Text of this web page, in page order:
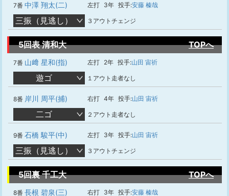
7番 中澤 翔太(二) 左打 3年 投手:安藤 榛哉
三振（見逃し） ３アウトチェンジ
5回表 清和大 TOPへ
7番 山﨑 星和(指) 左打 2年 投手:山田 宙祈
遊ゴ １アウト走者なし
8番 岸川 周平(捕) 右打 4年 投手:山田 宙祈
二ゴ ２アウト走者なし
9番 石橋 駿平(中) 左打 3年 投手:山田 宙祈
三振（見逃し） ３アウトチェンジ
5回裏 千工大 TOPへ
8番 長根 碧泉(三) 右打 3年 投手:安藤 榛哉